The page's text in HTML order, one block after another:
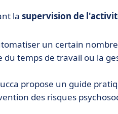
la supervision de
un certain
temps de travail ou la
propose un guide
des risques